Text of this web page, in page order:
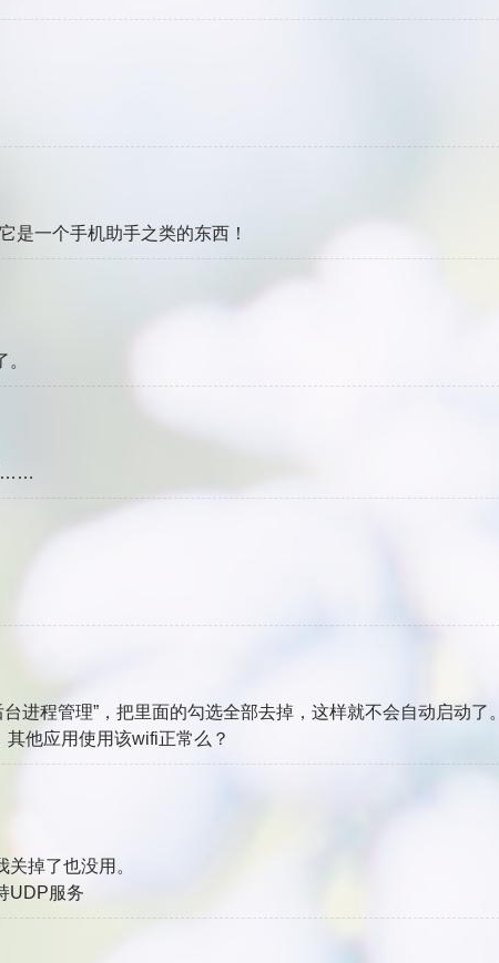
是一个手机助手之类的东西！
……
进程管理”，把里面的勾选全部去掉，这样就不会自动启动了。
他应用使用该wifi正常么？
掉了也没用。
UDP服务